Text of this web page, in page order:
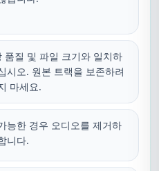
질 및 파일 크기와 일치하
시오. 원본 트랙을 보존하려
마세요.
능한 경우 오디오를 제거하
니다.